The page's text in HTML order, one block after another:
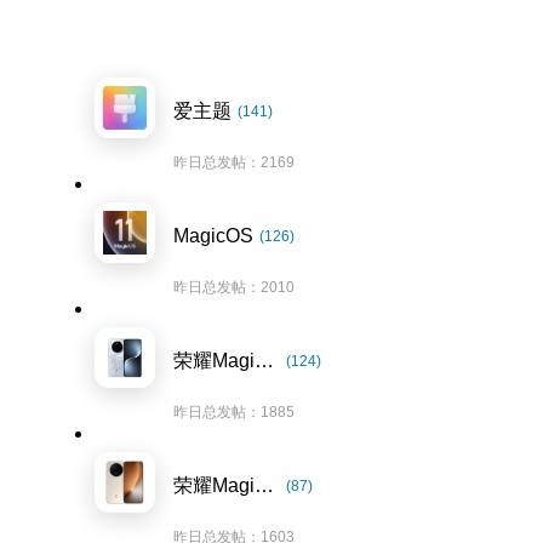
爱主题 (141)
昨日总发帖：2169
MagicOS (126)
昨日总发帖：2010
荣耀Magic7系列 (124)
昨日总发帖：1885
荣耀Magic8系列 (87)
昨日总发帖：1603